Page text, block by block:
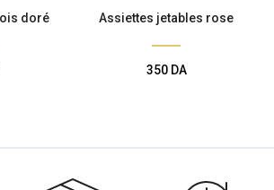
doré Assiettes jetables rose
350 DA